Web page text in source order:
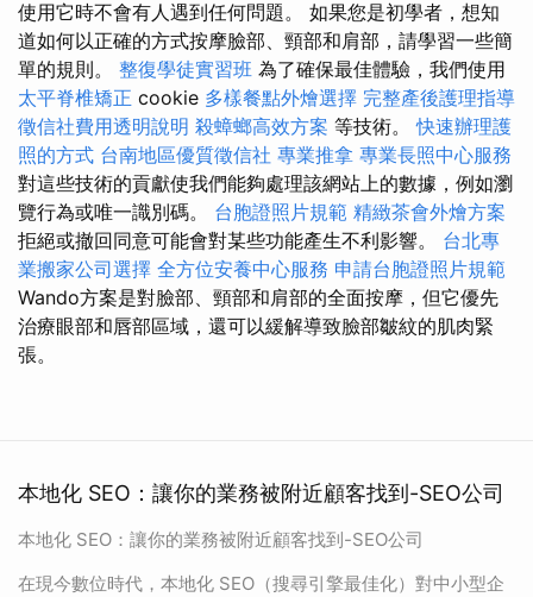
使用它時不會有人遇到任何問題。 如果您是初學者，想知
道如何以正確的方式按摩臉部、頸部和肩部，請學習一些簡
單的規則。 整復學徒實習班 為了確保最佳體驗，我們使用
太平脊椎矯正 cookie 多樣餐點外燴選擇 完整產後護理指導
徵信社費用透明說明 殺蟑螂高效方案 等技術。快速辦理護
照的方式 台南地區優質徵信社 專業推拿 專業長照中心服務
對這些技術的貢獻使我們能夠處理該網站上的數據，例如瀏
覽行為或唯一識別碼。 台胞證照片規範 精緻茶會外燴方案
拒絕或撤回同意可能會對某些功能產生不利影響。 台北專
業搬家公司選擇 全方位安養中心服務 申請台胞證照片規範
Wando方案是對臉部、頸部和肩部的全面按摩，但它優先
治療眼部和唇部區域，還可以緩解導致臉部皺紋的肌肉緊
張。
本地化 SEO：讓你的業務被附近顧客找到-SEO公司
本地化 SEO：讓你的業務被附近顧客找到-SEO公司
在現今數位時代，本地化 SEO（搜尋引擎最佳化）對中小型企